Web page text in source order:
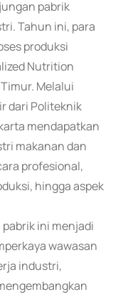
pabrik
Tahun ini, para
produksi
Nutrition
Melalui
dari Politeknik
mendapatkan
makanan dan
profesional,
hingga aspek
ini menjadi
wawasan
industri,